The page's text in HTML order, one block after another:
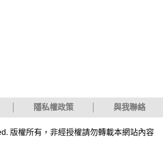
隱私權政策 與我聯絡
版權所有，非經授權請勿轉載本網站內容